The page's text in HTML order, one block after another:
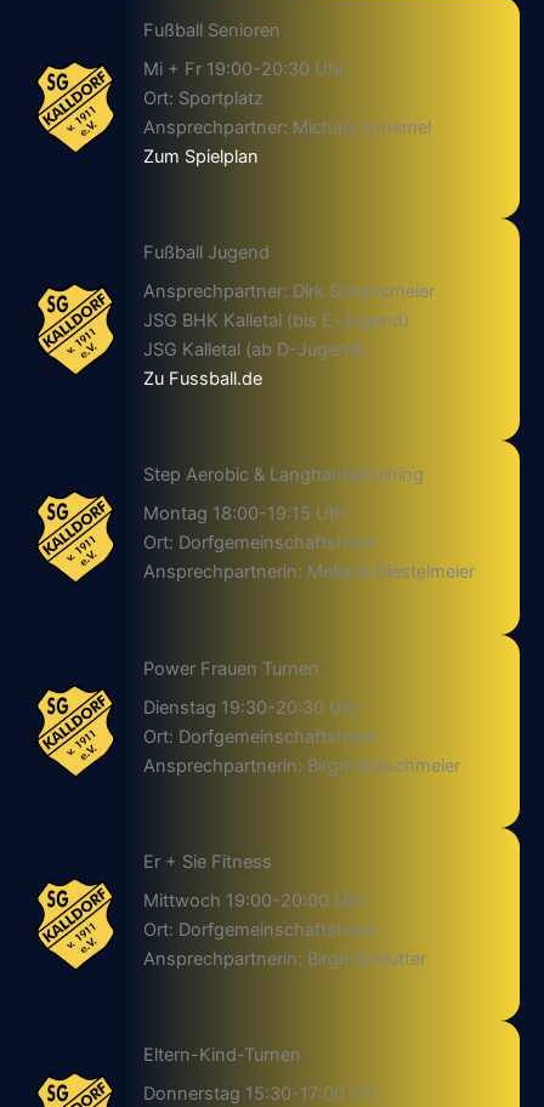
Fußball Senioren
Mi + Fr 19:00-20:30 Uhr
Ort: Sportplatz
Ansprechpartner: Michael Schemel
Zum Spielplan
Fußball Jugend
Ansprechpartner: Dirk Schaksmeier
JSG BHK Kalletal (bis E-Jugend)
JSG Kalletal (ab D-Jugend)
Zu Fussball.de
Step Aerobic & Langhanteltraining
Montag 18:00-19:15 Uhr
Ort: Dorfgemeinschaftshaus
Ansprechpartnerin: Melanie Diestelmeier
Power Frauen Turnen
Dienstag 19:30-20:30 Uhr
Ort: Dorfgemeinschaftshaus
Ansprechpartnerin: Birgit Dreischmeier
Er + Sie Fitness
Mittwoch 19:00-20:00 Uhr
Ort: Dorfgemeinschaftshaus
Ansprechpartnerin: Birgit Schlutter
Eltern-Kind-Turnen
Donnerstag 15:30-17:00 Uhr